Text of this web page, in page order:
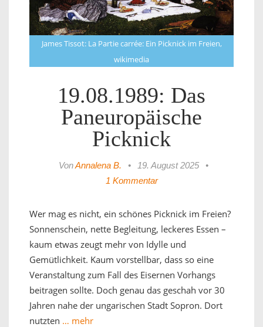
James Tissot: La Partie carrée: Ein Picknick im Freien,
wikimedia
19.08.1989: Das
Paneuropäische
Picknick
VonAnnalena B. • 19. August 2025
•
1 Kommentar
Wer mag es nicht, ein schönes Picknick im Freien?
Sonnenschein, nette Begleitung, leckeres Essen –
kaum etwas zeugt mehr von Idylle und
Gemütlichkeit. Kaum vorstellbar, dass so eine
Veranstaltung zum Fall des Eisernen Vorhangs
beitragen sollte. Doch genau das geschah vor 30
Jahren nahe der ungarischen Stadt Sopron. Dort
nutzten … mehr